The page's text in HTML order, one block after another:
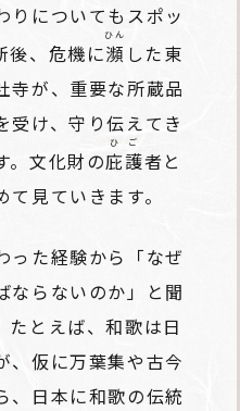
りについてもスポッ
後、危機に瀕
ひん
した東
寺が、重要な所蔵品
受け、守り伝えてき
。文化財の庇護
ひご
者と
見ていきます。
った経験から「なぜ
ならないのか」と聞
たとえば、和歌は日
、仮に万葉集や古今
、日本に和歌の伝統